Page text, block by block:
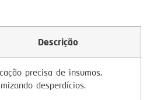
Descrição
precisa de insumos,
desperdícios.